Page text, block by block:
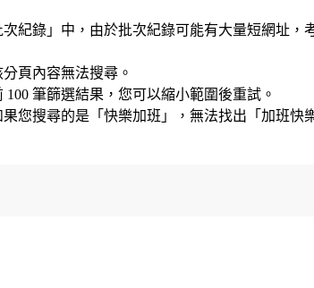
次紀錄」中，由於批次紀錄可能有大量短網址，
頁內容無法搜尋。
筆篩選結果，您可以縮小範圍後重試。
您搜尋的是「快樂加班」，無法找出「加班快